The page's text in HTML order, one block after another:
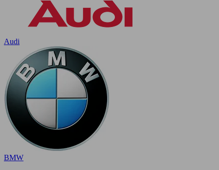
Audi
BMW